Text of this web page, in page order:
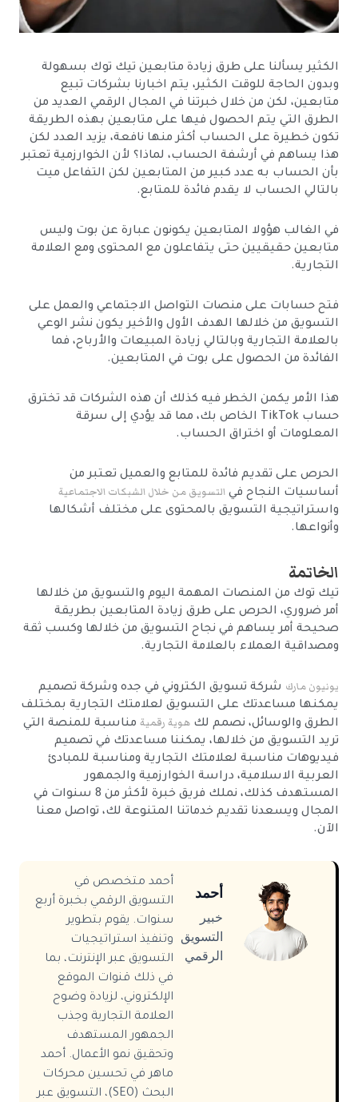
الكثير يسألنا على طرق زيادة متابعين تيك توك بسهولة
وبدون الحاجة للوقت الكثير، يتم اخبارنا بشركات تبيع
متابعين، لكن من خلال خبرتنا في المجال الرقمي العديد من
الطرق التي يتم الحصول فيها على متابعين بهذه الطريقة
تكون خطيرة على الحساب أكثر منها نافعة، يزيد العدد لكن
هذا يساهم في أرشفة الحساب، لماذا؟ لأن الخوارزمية تعتبر
بأن الحساب به عدد كبير من المتابعين لكن التفاعل ميت
بالتالي الحساب لا يقدم فائدة للمتابع.
في الغالب هؤولا المتابعين يكونون عبارة عن بوت وليس
متابعين حقيقيين حتى يتفاعلون مع المحتوى ومع العلامة
التجارية.
فتح حسابات على منصات التواصل الاجتماعي والعمل على
التسويق من خلالها الهدف الأول والأخير يكون نشر الوعي
بالعلامة التجارية وبالتالي زيادة المبيعات والأرباح، فما
الفائدة من الحصول على بوت في المتابعين.
هذا الأمر يكمن الخطر فيه كذلك أن هذه الشركات قد تخترق
حساب TikTok الخاص بك، مما قد يؤدي إلى سرقة
المعلومات أو اختراق الحساب.
الحرص على تقديم فائدة للمتابع والعميل تعتبر من
أساسيات النجاح في التسويق من خلال الشبكات الاجتماعية
واستراتيجية التسويق بالمحتوى على مختلف أشكالها
وأنواعها.
الخاتمة
تيك توك من المنصات المهمة اليوم والتسويق من خلالها
أمر ضروري، الحرص على طرق زيادة المتابعين بطريقة
صحيحة أمر يساهم في نجاح التسويق من خلالها وكسب ثقة
ومصداقية العملاء بالعلامة التجارية.
يونيون مارك شركة تسويق الكتروني في جده وشركة تصميم
يمكنها مساعدتك على التسويق لعلامتك التجارية بمختلف
الطرق والوسائل، نصمم لك هوية رقمية مناسبة للمنصة التي
تريد التسويق من خلالها، يمكننا مساعدتك في تصميم
فيديوهات مناسبة لعلامتك التجارية ومناسبة للمبادئ
العربية الاسلامية، دراسة الخوارزمية والجمهور
المستهدف كذلك، نملك فريق خبرة لأكثر من 8 سنوات في
المجال ويسعدنا تقديم خدماتنا المتنوعة لك، تواصل معنا
الآن.
أحمد
خبير
التسويق
الرقمي
أحمد متخصص في
التسويق الرقمي بخبرة أربع
سنوات. يقوم بتطوير
وتنفيذ استراتيجيات
التسويق عبر الإنترنت، بما
في ذلك قنوات الموقع
الإلكتروني، لزيادة وضوح
العلامة التجارية وجذب
الجمهور المستهدف
وتحقيق نمو الأعمال. أحمد
ماهر في تحسين محركات
البحث (SEO)، التسويق عبر